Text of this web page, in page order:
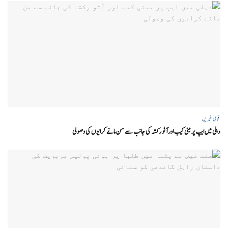
قومی خبریں
دہلی میں ایپ پر مبنی کیب اور آٹو رکشہ کی جانب سے من مانے کرایوں کی وصولی